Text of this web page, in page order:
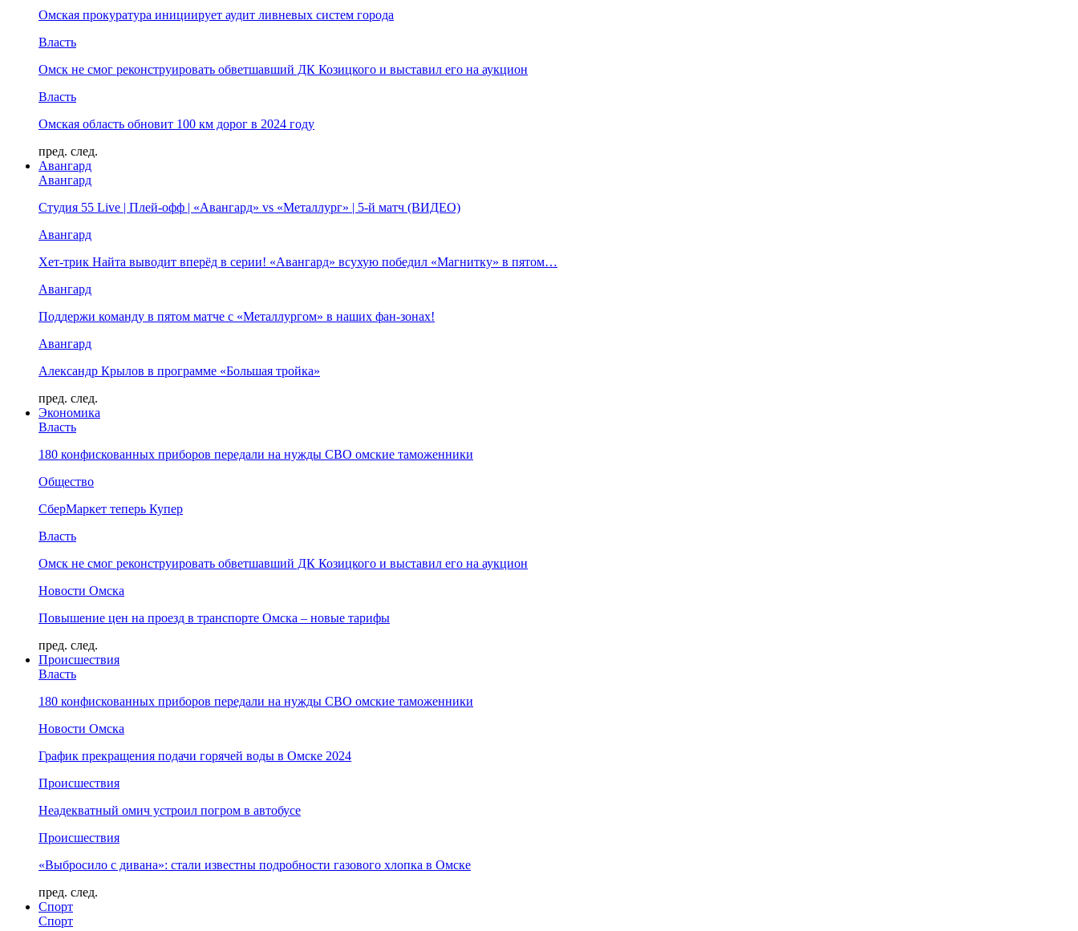
Омская прокуратура инициирует аудит ливневых систем города
Власть
Омск не смог реконструировать обветшавший ДК Козицкого и выставил его на аукцион
Власть
Омская область обновит 100 км дорог в 2024 году
пред. след.
Авангард
Авангард
Студия 55 Live | Плей-офф | «Авангард» vs «Металлург» | 5-й матч (ВИДЕО)
Авангард
Хет-трик Найта выводит вперёд в серии! «Авангард» всухую победил «Магнитку» в пятом…
Авангард
Поддержи команду в пятом матче с «Металлургом» в наших фан-зонах!
Авангард
Александр Крылов в программе «Большая тройка»
пред. след.
Экономика
Власть
180 конфискованных приборов передали на нужды СВО омские таможенники
Общество
СберМаркет теперь Купер
Власть
Омск не смог реконструировать обветшавший ДК Козицкого и выставил его на аукцион
Новости Омска
Повышение цен на проезд в транспорте Омска – новые тарифы
пред. след.
Происшествия
Власть
180 конфискованных приборов передали на нужды СВО омские таможенники
Новости Омска
График прекращения подачи горячей воды в Омске 2024
Происшествия
Неадекватный омич устроил погром в автобусе
Происшествия
«Выбросило с дивана»: стали известны подробности газового хлопка в Омске
пред. след.
Спорт
Спорт